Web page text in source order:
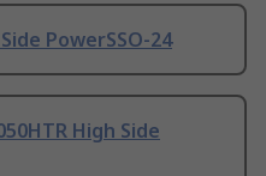
PowerSSO-24
High Side